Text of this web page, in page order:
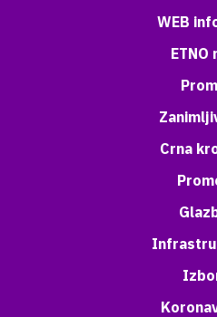
WEB
ETNO
Crna